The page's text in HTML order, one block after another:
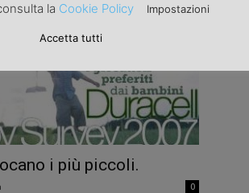
i più piccoli.
0
la Cookie Policy Impostazioni
Accetta tutti